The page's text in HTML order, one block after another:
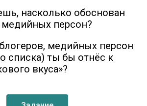
насколько обоснован
персон?
медийных персон
списка) ты бы отнёс к
вкуса»?